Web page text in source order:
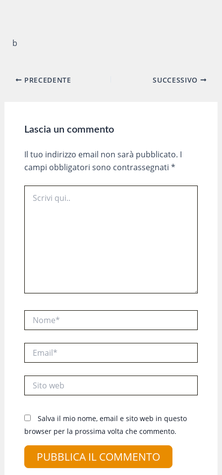
b
Navigazione
PRECEDENTE SUCCESSIVO
Lascia un commento
Il tuo indirizzo email non sarà pubblicato. I
campi obbligatori sono contrassegnati *
qui..
web
Salva il mio nome, email e sito web in questo
browser per la prossima volta che commento.